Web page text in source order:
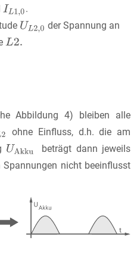
.
der Spannung an
Abbildung 4) bleiben alle
ohne Einfluss, d.h. die am
beträgt dann jeweils
nicht beeinflusst